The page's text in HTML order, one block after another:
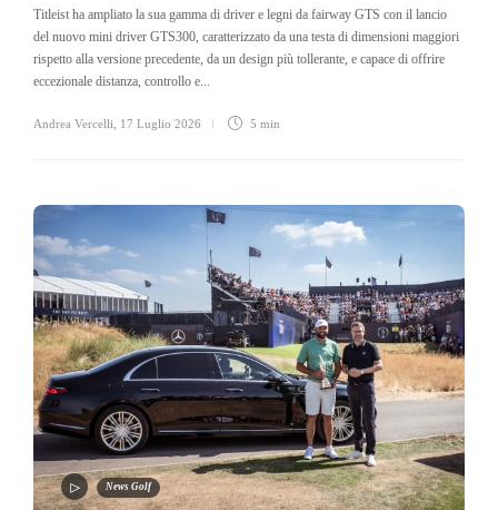
Titleist ha ampliato la sua gamma di driver e legni da fairway GTS con il lancio
del nuovo mini driver GTS300, caratterizzato da una testa di dimensioni maggiori
rispetto alla versione precedente, da un design più tollerante, e capace di offrire
eccezionale distanza, controllo e...
Andrea Vercelli 17 Luglio 2026 5 min
News Golf